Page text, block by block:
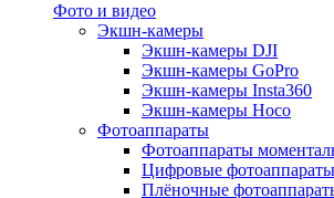
Фото и видео
Экшн-камеры
Экшн-камеры DJI
Экшн-камеры GoPro
Экшн-камеры Insta360
Экшн-камеры Hoco
Фотоаппараты
Фотоаппараты
Цифровые фотоаппараты
Плёночные